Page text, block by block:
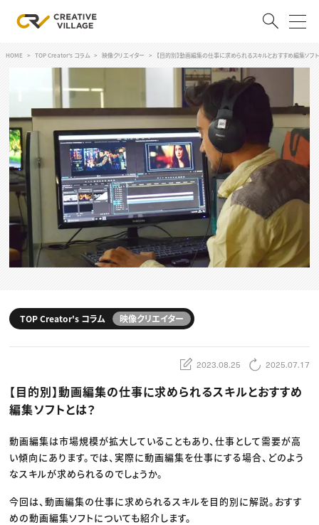
ログイン 会員登録
RECRUIT
クリエイター求人を探す
CREATIVE JOB求人検索
特集求人
採用説明会
転職支援サービス
スキルアップしたい！
プログラミング
動画配信・映像制作
編集・ライティング
マーケティング
TOP Creator’s コラム トップ
Webクリエイター
アプリクリエイター
クリエイターインタビュー
C＆R Magazine
ニュース・トレンド トップ
Web
映像
広告
出版
CREATIVE VILLAGEからのお知らせ
プロフェッショナル×つながる×メディア
HOME TOP Creator's コラム 映像クリエイター 【目的別】動画編集の仕事に求められるスキルとおすすめ編集ソフ
TOP Creator's コラム 映像クリエイター
2023.08.25 2025.07.17
【目的別】動画編集の仕事に求められるスキルとおすすめ
編集ソフトとは？
動画編集は市場規模が拡大していることもあり、仕事として需要が高
い傾向にあります。では、実際に動画編集を仕事にする場合、どのよう
なスキルが求められるのでしょうか。
今回は、動画編集の仕事に求められるスキルを目的別に解説。おすす
めの動画編集ソフトについても紹介します。